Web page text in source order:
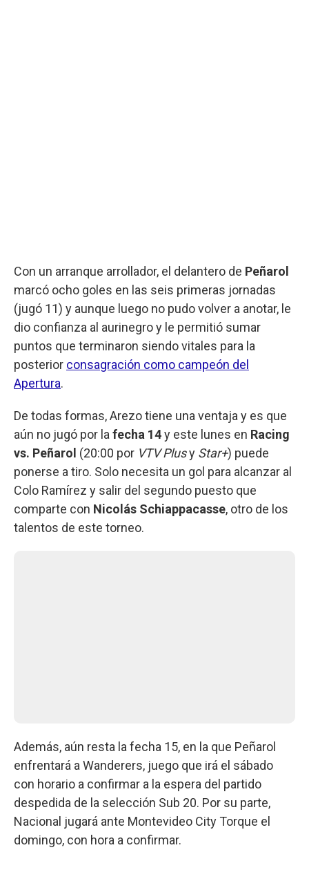
Con un arranque arrollador, el delantero de Peñarol
marcó ocho goles en las seis primeras jornadas
(jugó 11) y aunque luego no pudo volver a anotar, le
dio confianza al aurinegro y le permitió sumar
puntos que terminaron siendo vitales para la
posterior consagración como campeón del
Apertura.
De todas formas, Arezo tiene una ventaja y es que
aún no jugó por la fecha 14y este lunes en Racing
vs. Peñarol (20:00 por VTV Plusy Star+) puede
ponerse a tiro. Solo necesita un gol para alcanzar al
Colo Ramírez y salir del segundo puesto que
comparte con Nicolás Schiappacasse, otro de los
talentos de este torneo.
Además, aún resta la fecha 15, en la que Peñarol
enfrentará a Wanderers, juego que irá el sábado
con horario a confirmar a la espera del partido
despedida de la selección Sub 20. Por su parte,
Nacional jugará ante Montevideo City Torque el
domingo, con hora a confirmar.